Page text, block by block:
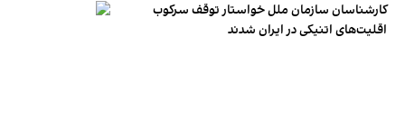
کارشناسان سازمان ملل خواستار توقف سرکوب
اقلیت‌های اتنیکی در ایران شدند